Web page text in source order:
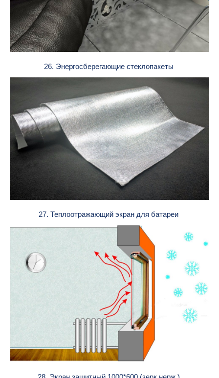
26. Энергосберегающие стеклопакеты
27. Теплоотражающий экран для батареи